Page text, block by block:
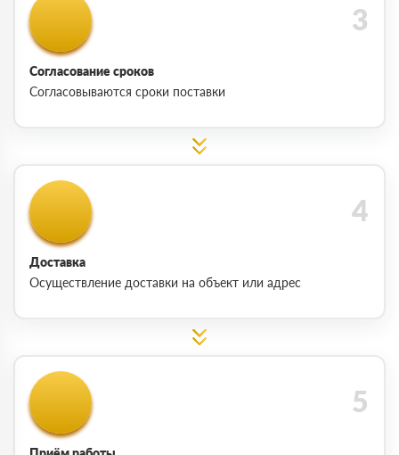
Согласование сроков
Согласовываются сроки поставки
Доставка
Осуществление доставки на объект или адрес